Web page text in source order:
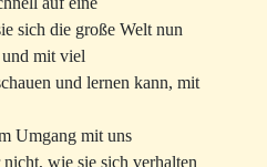
sich die große Welt nun
mit viel
und lernen kann, mit
Umgang mit uns
wie sie sich verhalten